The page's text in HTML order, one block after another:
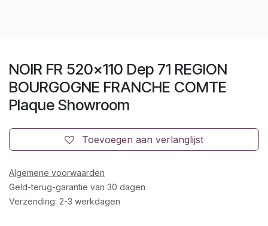
NOIR FR 520x110 Dep 71 REGION
BOURGOGNE FRANCHE COMTE
Plaque Showroom
Toevoegen aan verlanglijst
Algemene voorwaarden
Geld-terug-garantie van 30 dagen
Verzending: 2-3 werkdagen